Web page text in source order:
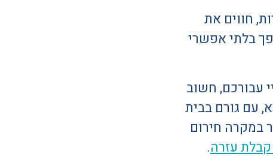
חווים את
בלתי אפשרי
עבורכם, חשוב
עם גורם בבית
במקרה חירום
עזרה.